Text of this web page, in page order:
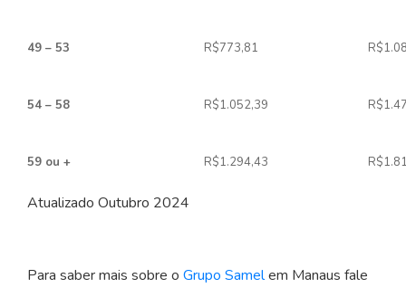
49 – 53 R$773,81
54 – 58 R$1.052,39
59 ou + R$1.294,43
Atualizado Outubro 2024
Para saber mais sobre o Grupo Samelem Manaus fale